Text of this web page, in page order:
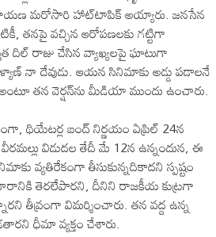
మరోసారి హాట్‌టాపిక్‌ అయ్యారు. జనసేన
తనపై వచ్చిన ఆరోపణలకు గట్టిగా
దిల్‌ రాజు చేసిన వ్యాఖ్యలపై ఘాటుగా
నా దేవుడు. ఆయన సినిమాకు అడ్డు పడాలనే
అంటూ తన వెర్షన్‌ను మీడియా ముందు ఉంచారు.
థియేటర్ల బంద్‌ నిర్ణయం ఏప్రిల్‌ 24న
విడుదల తేదీ మే 12న ఉన్నందున, ఈ
వ్యతిరేకంగా తీసుకున్నదికాదని స్పష్టం
తెరలేపారని, దీనిని రాజకీయ కుట్రగా
తీవ్రంగా విమర్శించారు. తన వద్ద ఉన్న
ధీమా వ్యక్తం చేశారు.